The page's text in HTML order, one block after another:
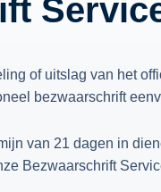
of uitslag van het
bezwaarschrift
van 21 dagen in
Bezwaarschrift